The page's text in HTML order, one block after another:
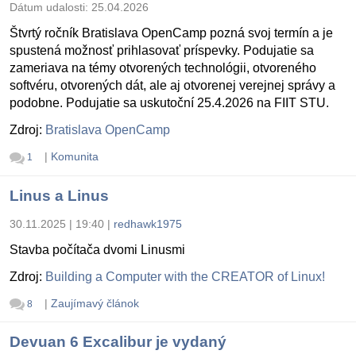
Dátum udalosti: 25.04.2026
Štvrtý ročník Bratislava OpenCamp pozná svoj termín a je
spustená možnosť prihlasovať príspevky. Podujatie sa
zameriava na témy otvorených technológii, otvoreného
softvéru, otvorených dát, ale aj otvorenej verejnej správy a
podobne. Podujatie sa uskutoční 25.4.2026 na FIIT STU.
Zdroj: Bratislava OpenCamp
1 | Komunita
Linus a Linus
30.11.2025 | 19:40 | redhawk1975
Stavba počítača dvomi Linusmi
Zdroj: Building a Computer with the CREATOR of Linux!
8 | Zaujímavý článok
Devuan 6 Excalibur je vydaný